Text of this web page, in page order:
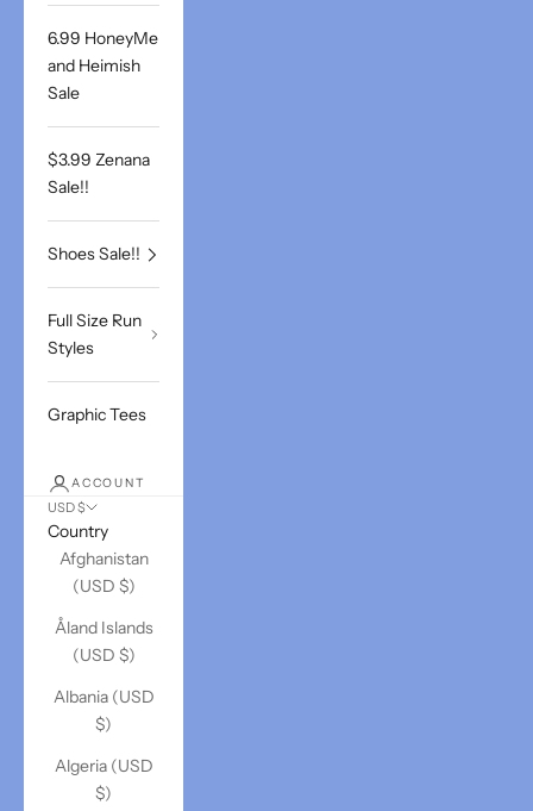
6.99 HoneyMe
and Heimish
Sale
$3.99 Zenana
Sale!!
Shoes Sale!!
Full Size Run
Styles
Graphic Tees
ACCOUNT
USD $
Country
Afghanistan
(USD $)
Åland Islands
(USD $)
Albania (USD
$)
Algeria (USD
$)